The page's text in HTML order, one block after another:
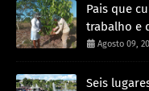
Pais que
trabalho e
Agosto 09,
Seis